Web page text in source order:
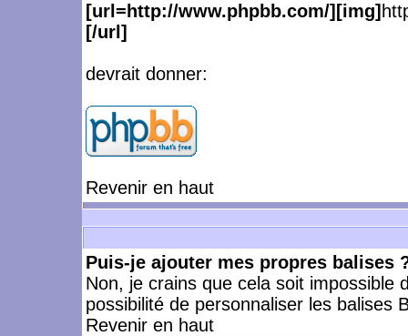
[url=http://www.phpbb.com/][img]
[/url]
devrait donner:
Revenir en haut
Puis-je ajouter mes propres balises
Non, je crains que cela soit impossible
possibilité de personnaliser les balises
Revenir en haut